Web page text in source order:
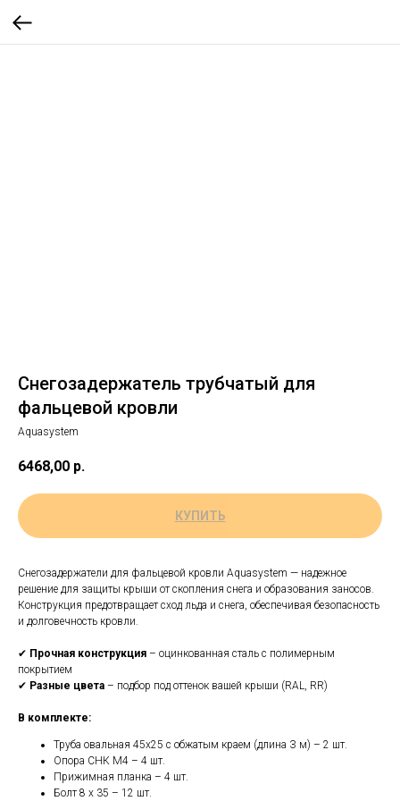
Снегозадержатель трубчатый для
фальцевой кровли
Aquasystem
6468,00 р.
КУПИТЬ
Снегозадержатели для фальцевой кровли Aquasystem — надежное
решение для защиты крыши от скопления снега и образования заносов.
Конструкция предотвращает сход льда и снега, обеспечивая безопасность
и долговечность кровли.
✔ Прочная конструкция – оцинкованная сталь с полимерным
покрытием
✔ Разные цвета – подбор под оттенок вашей крыши (RAL, RR)
В комплекте:
Труба овальная 45x25 с обжатым краем (длина З м) – 2 шт.
Опора СНК М4 – 4 шт.
Прижимная планка – 4 шт.
Болт 8 х 35 – 12 шт.